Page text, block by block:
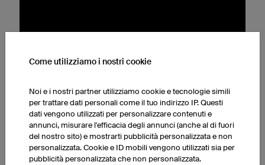
Atterrare
Come utilizziamo i nostri cookie
Noi e i nostri partner utilizziamo cookie e tecnologie simili
per trattare dati personali come il tuo indirizzo IP. Questi
dati vengono utilizzati per personalizzare contenuti e
annunci, misurare l'efficacia degli annunci (anche al di fuori
del nostro sito) e mostrarti pubblicità personalizzata e non
personalizzata. Cookie e ID mobili vengono utilizzati sia per
pubblicità personalizzata che non personalizzata.